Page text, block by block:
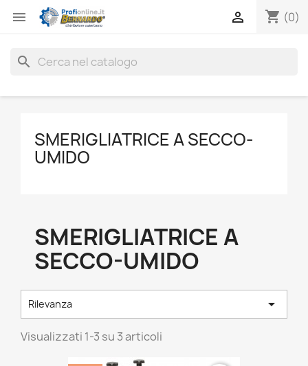
 shopping_cart (0)

search
SMERIGLIATRICE A SECCO-
UMIDO
SMERIGLIATRICE A
SECCO-UMIDO
Rilevanza 
Visualizzati 1-3 su 3 articoli